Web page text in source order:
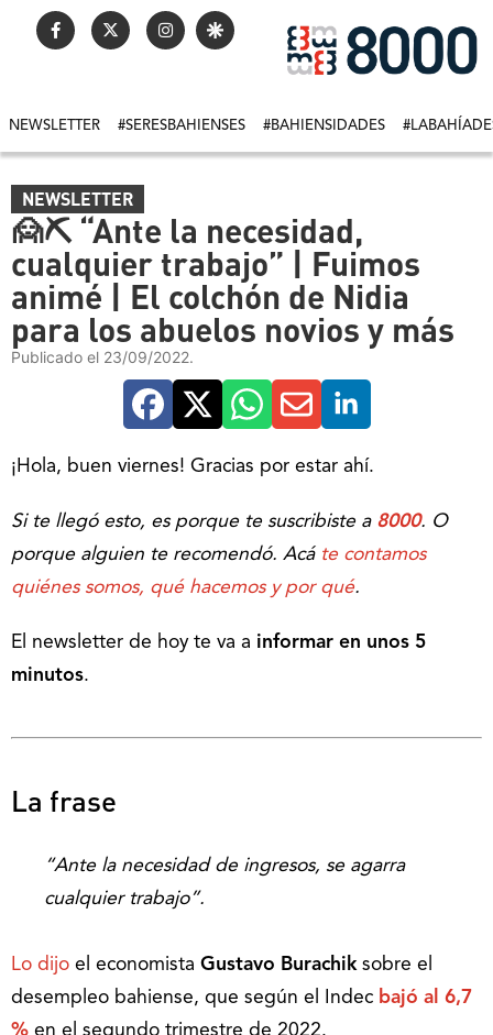
NEWSLETTER #SERESBAHIENSES #BAHIENSIDADES
NEWSLETTER
🙍⛏ “Ante la necesidad,
cualquier trabajo” | Fuimos
animé | El colchón de Nidia
para los abuelos novios y más
Publicado el 23/09/2022.
¡Hola, buen viernes! Gracias por estar ahí.
Si te llegó esto, es porque te suscribiste a 8000. O
porque alguien te recomendó. Acá te contamos
quiénes somos, qué hacemos y por qué.
El newsletter de hoy te va a informar en unos 5
minutos.
La frase
“Ante la necesidad de ingresos, se agarra
cualquier trabajo”.
Lo dijo el economista Gustavo Burachik sobre el
desempleo bahiense, que según el Indec bajó al 6,7
% en el segundo trimestre de 2022.